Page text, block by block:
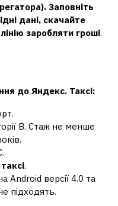
Заповніть
дані, скачайте
заробляти гроші.
до Яндекс. Таксі:
B. Стаж не менше
таксі.
Android версії 4.0 та
підходять.